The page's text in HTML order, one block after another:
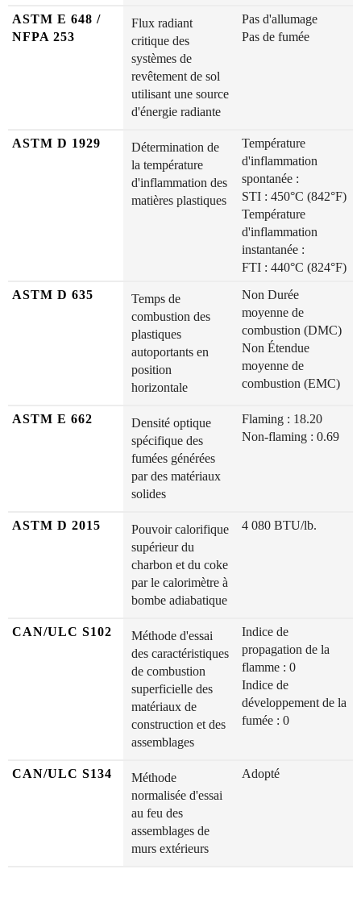
ASTM E 648 /
NFPA 253
Flux radiant
critique des
systèmes de
revêtement de sol
utilisant une source
d'énergie radiante
Pas d'allumage
Pas de fumée
ASTM D 1929
Détermination de
la température
d'inflammation des
matières plastiques
Température
d'inflammation
spontanée :
STI : 450°C (842°F)
Température
d'inflammation
instantanée :
FTI : 440°C (824°F)
ASTM D 635
Temps de
combustion des
plastiques
autoportants en
position
horizontale
Non Durée
moyenne de
combustion (DMC)
Non Étendue
moyenne de
combustion (EMC)
ASTM E 662
Densité optique
spécifique des
fumées générées
par des matériaux
solides
Flaming : 18.20
Non-flaming : 0.69
ASTM D 2015
Pouvoir calorifique
supérieur du
charbon et du coke
par le calorimètre à
bombe adiabatique
4 080 BTU/lb.
CAN/ULC S102
Méthode d'essai
des caractéristiques
de combustion
superficielle des
matériaux de
construction et des
assemblages
Indice de
propagation de la
flamme : 0
Indice de
développement de la
fumée : 0
CAN/ULC S134
Méthode
normalisée d'essai
au feu des
assemblages de
murs extérieurs
Adopté